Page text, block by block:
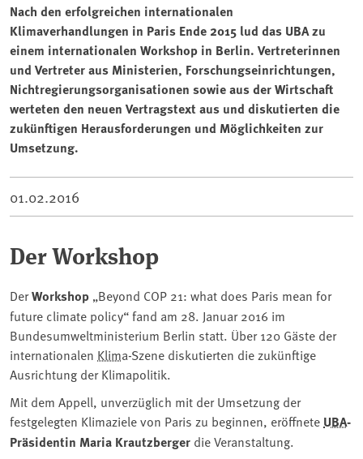
Nach den erfolgreichen internationalen
Klimaverhandlungen in Paris Ende 2015 lud das UBA zu
einem internationalen Workshop in Berlin. Vertreterinnen
und Vertreter aus Ministerien, Forschungseinrichtungen,
Nichtregierungsorganisationen sowie aus der Wirtschaft
werteten den neuen Vertragstext aus und diskutierten die
zukünftigen Herausforderungen und Möglichkeiten zur
Umsetzung.
01.02.2016
Der Workshop
DerWorkshop „Beyond COP 21: what does Paris mean for
future climate policy“ fand am 28. Januar 2016 im
Bundesumweltministerium Berlin statt. Über 120 Gäste der
internationalen Klima-Szene diskutierten die zukünftige
Ausrichtung der Klimapolitik.
Mit dem Appell, unverzüglich mit der Umsetzung der
festgelegten Klimaziele von Paris zu beginnen, eröffnete UBA-
Präsidentin Maria Krautzberger die Veranstaltung.